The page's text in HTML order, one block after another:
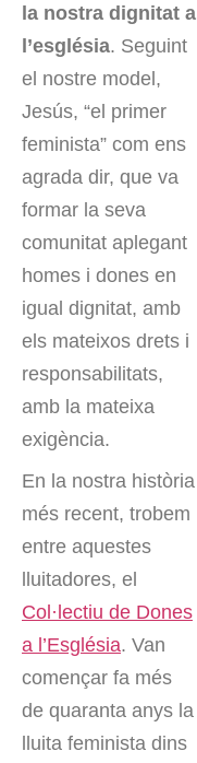
la nostra dignitat a
l’església. Seguint
el nostre model,
Jesús, “el primer
feminista” com ens
agrada dir, que va
formar la seva
comunitat aplegant
homes i dones en
igual dignitat, amb
els mateixos drets i
responsabilitats,
amb la mateixa
exigència.
En la nostra història
més recent, trobem
entre aquestes
lluitadores, el
Col·lectiu de Dones
a l’Església. Van
començar fa més
de quaranta anys la
lluita feminista dins